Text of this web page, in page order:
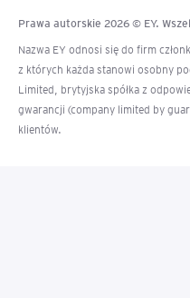
Prawa autorskie 2026 © EY.
Nazwa EY odnosi się do firm
z których każda stanowi osobny
Limited, brytyjska spółka z
gwarancji (company limited by
klientów.